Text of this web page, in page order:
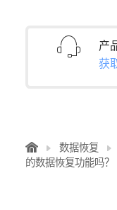
产
获
数据恢复
的数据恢复功能吗？